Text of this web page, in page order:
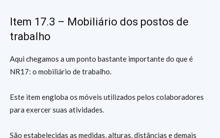
Item 17.3 – Mobiliário dos postos de
trabalho
Aqui chegamos a um ponto bastante importante do que é
NR17: o mobiliário de trabalho.
Este item engloba os móveis utilizados pelos colaboradores
para exercer suas atividades.
São estabelecidas as medidas, alturas, distâncias e demais